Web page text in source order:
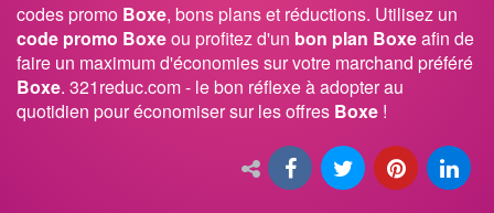
codes promo Boxe, bons plans et réductions. Utilisez un
code promo Boxeou profitez d'un bon plan Boxeafin de
faire un maximum d'économies sur votre marchand préféré
Boxe. 321reduc.com - le bon réflexe à adopter au
quotidien pour économiser sur les offres Boxe !